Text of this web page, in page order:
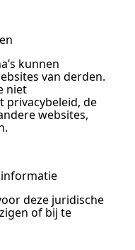
kunnen
van derden.
niet
privacybeleid, de
websites,
deze juridische
of bij te